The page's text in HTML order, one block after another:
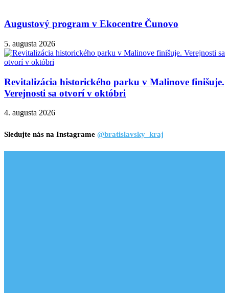
Augustový program v Ekocentre Čunovo
5. augusta 2026
Revitalizácia historického parku v Malinove finišuje.
Verejnosti sa otvorí v októbri
4. augusta 2026
Sledujte nás na Instagrame @bratislavsky_kraj